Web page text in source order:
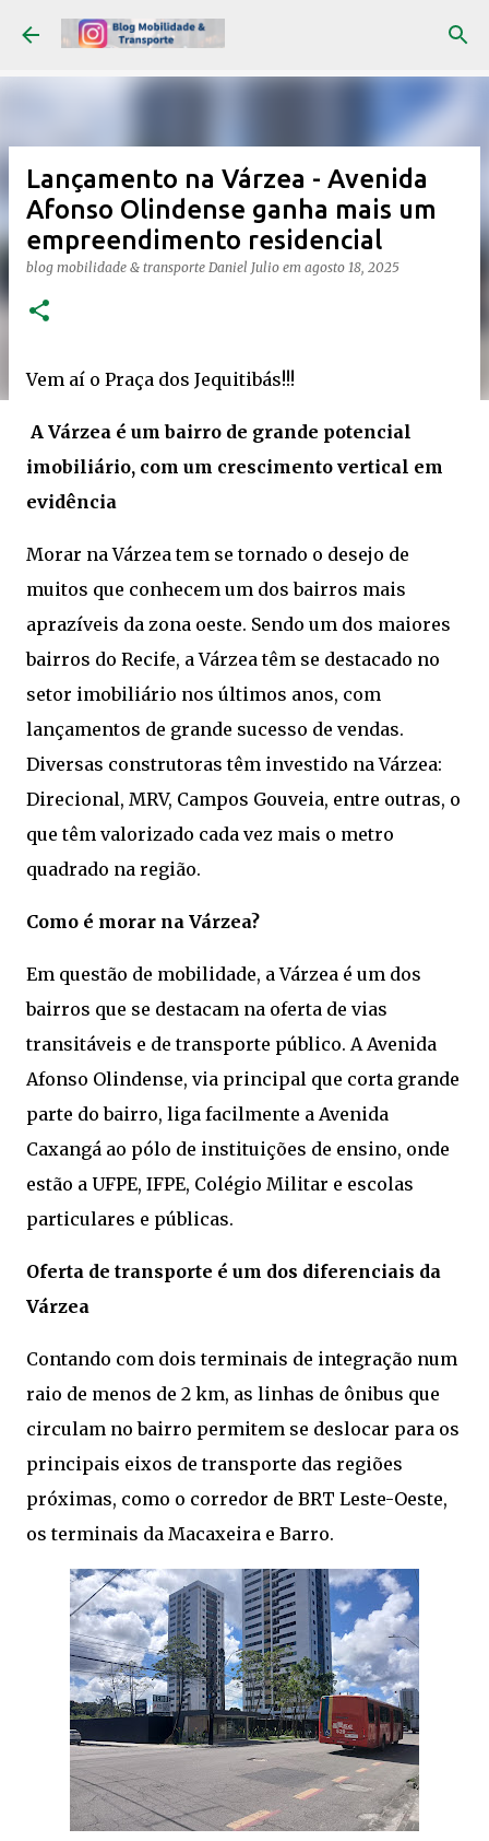
Pular para o conteúdo principal
Lançamento na Várzea - Avenida
Afonso Olindense ganha mais um
empreendimento residencial
blog mobilidade & transporte Daniel Julio em agosto 18, 2025
Vem aí o Praça dos Jequitibás!!!
A Várzea é um bairro de grande potencial
imobiliário, com um crescimento vertical em
evidência
Morar na Várzea tem se tornado o desejo de
muitos que conhecem um dos bairros mais
aprazíveis da zona oeste. Sendo um dos maiores
bairros do Recife, a Várzea têm se destacado no
setor imobiliário nos últimos anos, com
lançamentos de grande sucesso de vendas.
Diversas construtoras têm investido na Várzea:
Direcional, MRV, Campos Gouveia, entre outras, o
que têm valorizado cada vez mais o metro
quadrado na região.
Como é morar na Várzea?
Em questão de mobilidade, a Várzea é um dos
bairros que se destacam na oferta de vias
transitáveis e de transporte público. A Avenida
Afonso Olindense, via principal que corta grande
parte do bairro, liga facilmente a Avenida
Caxangá ao pólo de instituições de ensino, onde
estão a UFPE, IFPE, Colégio Militar e escolas
particulares e públicas.
Oferta de transporte é um dos diferenciais da
Várzea
Contando com dois terminais de integração num
raio de menos de 2 km, as linhas de ônibus que
circulam no bairro permitem se deslocar para os
principais eixos de transporte das regiões
próximas, como o corredor de BRT Leste-Oeste,
os terminais da Macaxeira e Barro.